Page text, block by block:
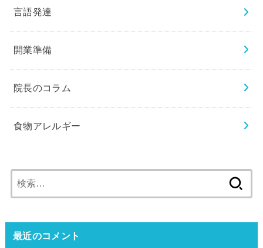
言語発達
開業準備
院長のコラム
食物アレルギー
索:
最近のコメント